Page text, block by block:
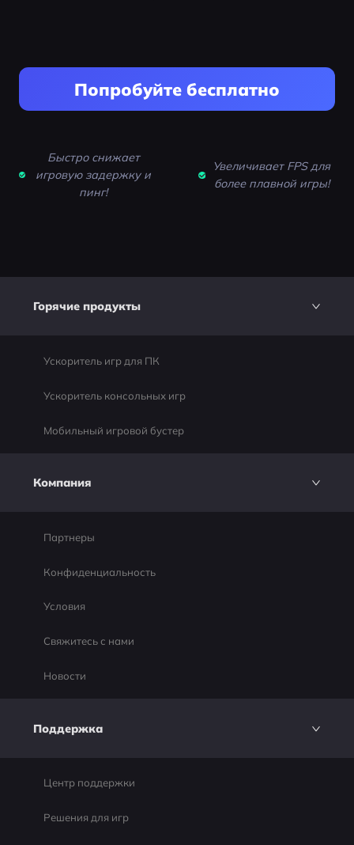
Попробуйте бесплатно
Быстро снижает
игровую задержку и
пинг!
Увеличивает FPS для
более плавной игры!
Горячие продукты
Ускоритель игр для ПК
Ускоритель консольных игр
Мобильный игровой бустер
Компания
Партнеры
Конфиденциальность
Условия
Свяжитесь с нами
Новости
Поддержка
Центр поддержки
Решения для игр